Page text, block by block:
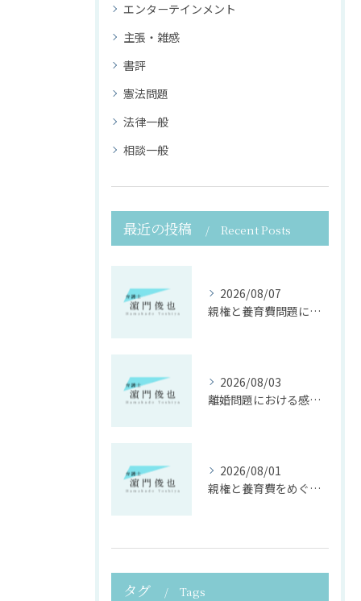
エンターテインメント
主張・雑感
書評
憲法問題
法律一般
相談一般
最近の投稿 Recent Posts
2026/08/07
親権と養育費問題に寄り添う法律支援
2026/08/03
離婚問題における感情面に配慮した誠実な法律サポート
2026/08/01
親権と養育費をめぐる法律支援の重要性
タグ Tags